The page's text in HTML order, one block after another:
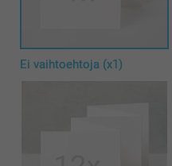
Ei vaihtoehtoja (x1)